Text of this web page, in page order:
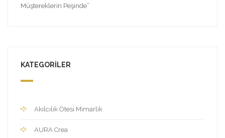
Müştereklerin Peşinde”
KATEGORILER
Akılcılık Ötesi Mimarlık
AURA Crea